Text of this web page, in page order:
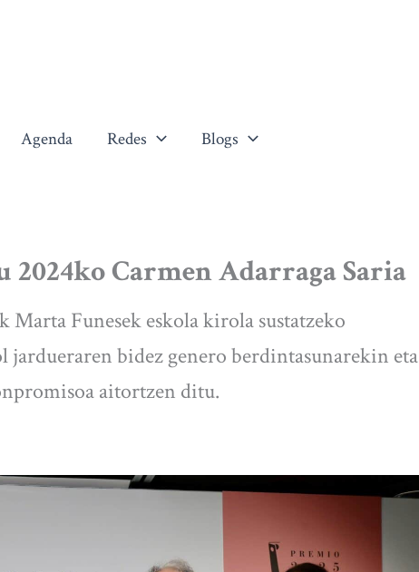
Agenda Redes Blogs
2024ko Carmen Adarraga Saria
Marta Funesek eskola kirola sustatzeko
jardueraren bidez genero berdintasunarekin eta
aitortzen ditu.